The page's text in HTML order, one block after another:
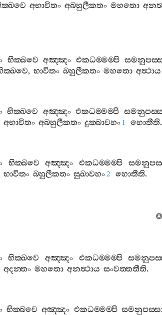
අභාවිතං අබහුලීකතං මහතො
භික‍්ඛවෙ අඤ‍්ඤං එකධම‍්මම‍්පි
, භාවිතං බහුලීකතං මහතො අත්‍ථාය
භික‍්ඛවෙ අඤ‍්ඤං එකධම‍්මම‍්පි
අභාවිතං අබහුලීකතං දුක‍්ඛාවහං 1 හොතීති.
භික‍්ඛවෙ අඤ‍්ඤං එකධම‍්මම‍්පි
භාවිතං බහුලීකතං සුඛාවහං2 හොතීති.
භික‍්ඛවෙ අඤ‍්ඤං එකධම‍්මම‍්පි
අදන‍්තං මහතො අනත්‍ථාය සංවත‍්තතීති.
භික‍්ඛවෙ අඤ‍්ඤං එකධම‍්මම‍්පි